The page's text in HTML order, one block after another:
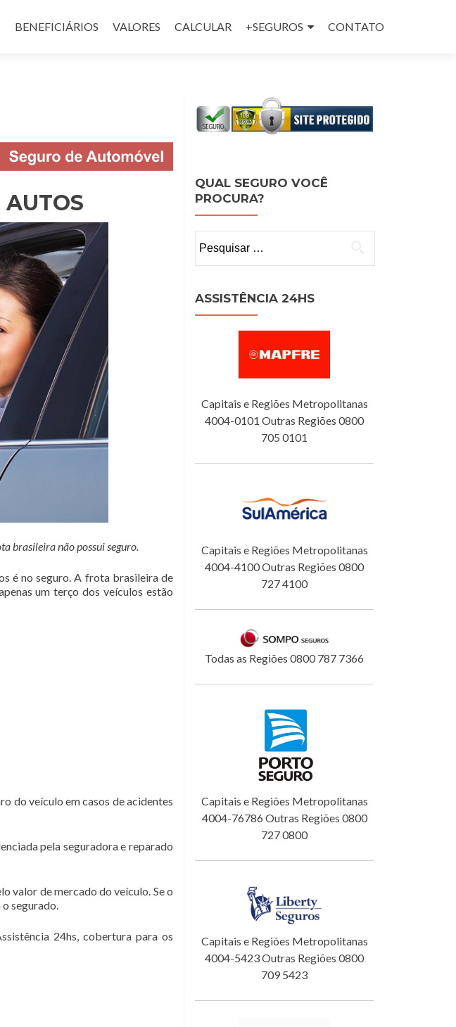
BENEFICIÁRIOS VALORES CALCULAR +SEGUROS CONTATO
AUTOS
brasileira não possui seguro.
é no seguro. A frota brasileira de
um terço dos veículos estão
do veículo em casos de acidentes
pela seguradora e reparado
valor de mercado do veículo. Se o
segurado.
24hs, cobertura para os
QUAL SEGURO VOCÊ
PROCURA?
por:
ASSISTÊNCIA 24HS
Capitais e Regiões Metropolitanas
4004-0101 Outras Regiões 0800
705 0101
Capitais e Regiões Metropolitanas
4004-4100 Outras Regiões 0800
727 4100
Todas as Regiões 0800 787 7366
Capitais e Regiões Metropolitanas
4004-76786 Outras Regiões 0800
727 0800
Capitais e Regiões Metropolitanas
4004-5423 Outras Regiões 0800
709 5423